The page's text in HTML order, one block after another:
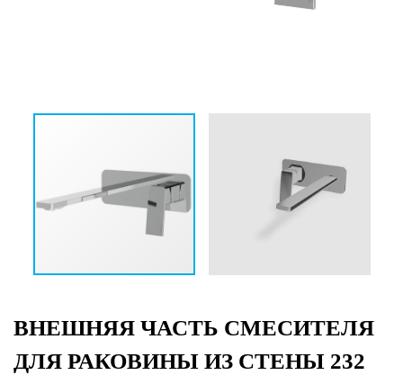
ВНЕШНЯЯ ЧАСТЬ СМЕСИТЕЛЯ
ДЛЯ РАКОВИНЫ ИЗ СТЕНЫ 232